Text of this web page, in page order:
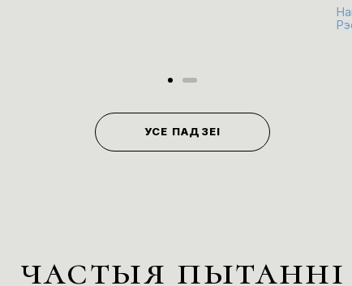
УСЕ ПАДЗЕІ
частыя пытанні